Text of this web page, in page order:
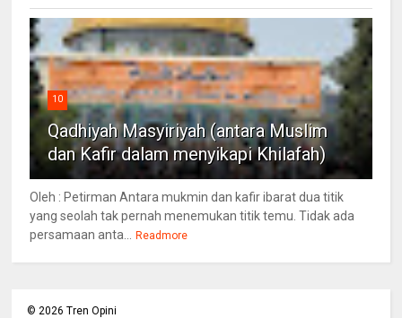
10
Qadhiyah Masyiriyah (antara Muslim
dan Kafir dalam menyikapi Khilafah)
Oleh : Petirman Antara mukmin dan kafir ibarat dua titik
yang seolah tak pernah menemukan titik temu. Tidak ada
persamaan anta...
Readmore
©2026 Tren Opini